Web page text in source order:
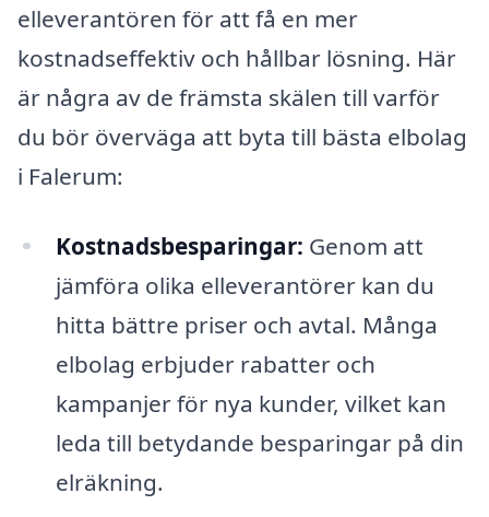
elleverantören för att få en mer
kostnadseffektiv och hållbar lösning. Här
är några av de främsta skälen till varför
du bör överväga att byta till bästa elbolag
i Falerum:
Kostnadsbesparingar: Genom att
jämföra olika elleverantörer kan du
hitta bättre priser och avtal. Många
elbolag erbjuder rabatter och
kampanjer för nya kunder, vilket kan
leda till betydande besparingar på din
elräkning.